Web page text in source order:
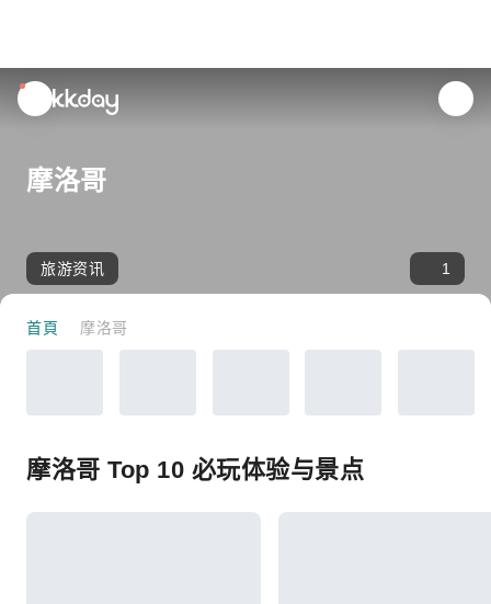
unread
notifications
摩洛哥
旅游资讯 1
首頁 摩洛哥
摩洛哥 Top 10 必玩体验与景点